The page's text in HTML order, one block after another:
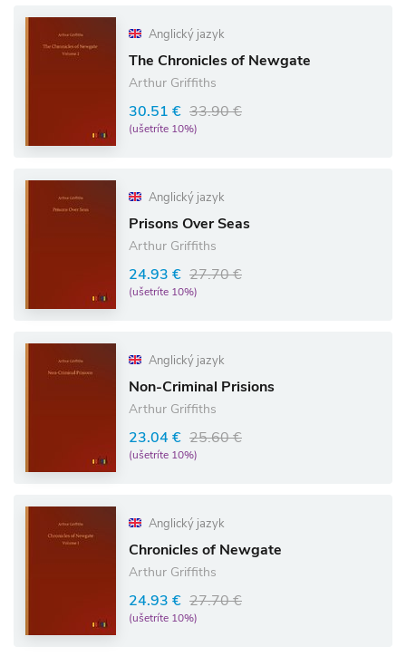
Anglický jazyk
The Chronicles of Newgate
Arthur Griffiths
30.51 € 33.90 €
(ušetríte 10%)
Anglický jazyk
Prisons Over Seas
Arthur Griffiths
24.93 € 27.70 €
(ušetríte 10%)
Anglický jazyk
Non-Criminal Prisions
Arthur Griffiths
23.04 € 25.60 €
(ušetríte 10%)
Anglický jazyk
Chronicles of Newgate
Arthur Griffiths
24.93 € 27.70 €
(ušetríte 10%)